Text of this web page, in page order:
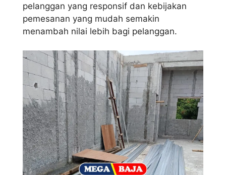
pelanggan yang responsif dan kebijakan
pemesanan yang mudah semakin
menambah nilai lebih bagi pelanggan.